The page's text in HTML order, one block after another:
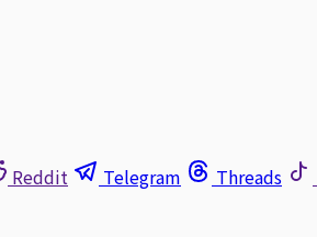
Reddit Telegram Threads